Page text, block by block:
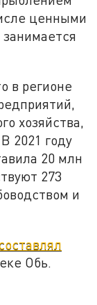
ценными
в регионе
хозяйства,
2021 году
20 млн
273
и
Обь.